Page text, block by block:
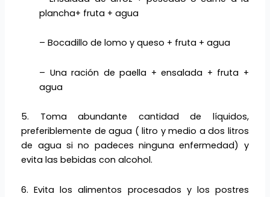
plancha+ fruta + agua
– Bocadillo de lomo y queso + fruta + agua
– Una ración de paella + ensalada + fruta +
agua
5. Toma abundante cantidad de líquidos,
preferiblemente de agua ( litro y medio a dos litros
de agua si no padeces ninguna enfermedad) y
evita las bebidas con alcohol.
6. Evita los alimentos procesados y los postres